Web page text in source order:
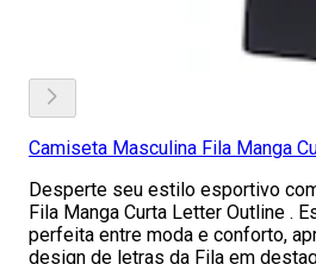
Camiseta Masculina Fila Manga
Desperte seu estilo esportivo
Fila Manga Curta Letter Outline .
perfeita entre moda e conforto,
design de letras da Fila em